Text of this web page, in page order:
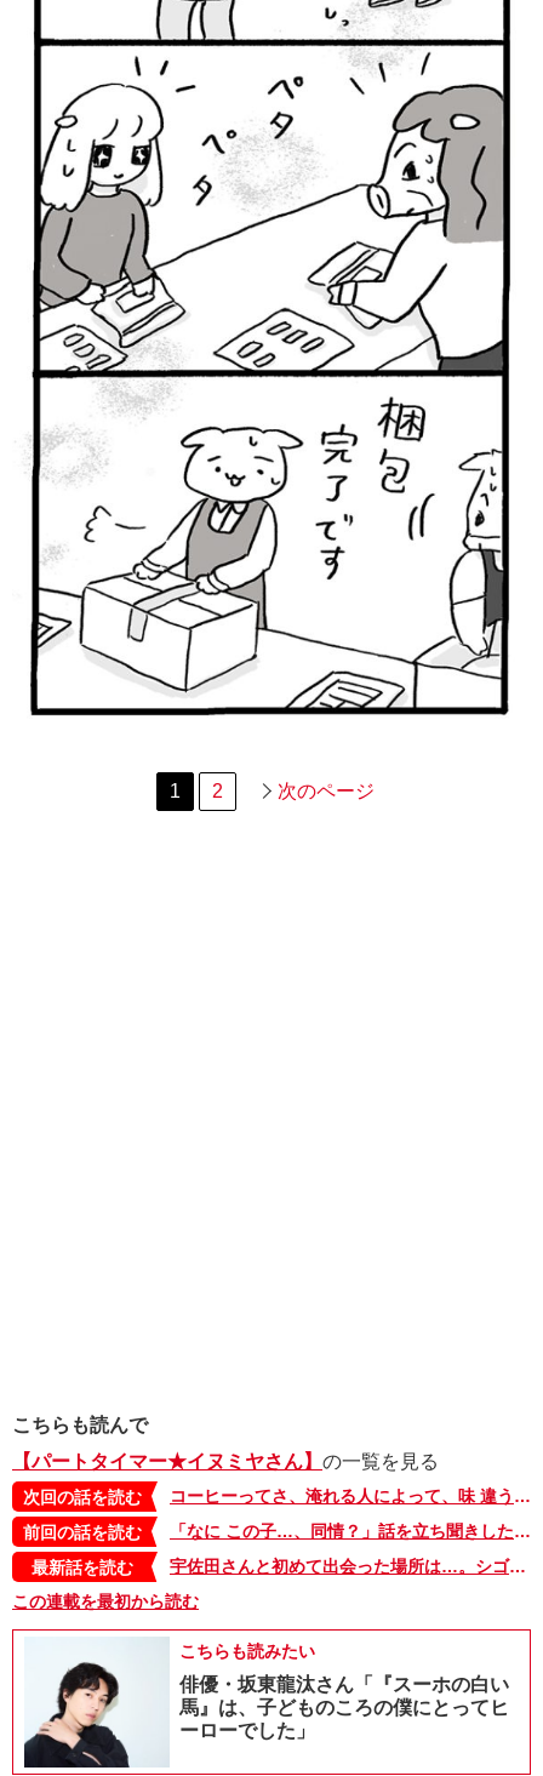
1 2 次のページ
こちらも読んで
【パートタイマー★イヌミヤさん】 の一覧を見る
次回の話を読む
コーヒーってさ、淹れる人によって、味 違うんだよね。イヌミヤさんの愛しい日々はつづく【パートタイマー★イヌミヤさん・最終回】
前回の話を読む
「なに この子…、同情？」話を立ち聞きした後に、急に謝ってきたりして…。いったいどういうつもり？【パートタイマー★イヌミヤさん・19】
最新話を読む
宇佐田さんと初めて出会った場所は…。シゴデキ上司・猫田さんの過去のお話【パートタイマー★イヌミヤさん・番外編】
この連載を最初から読む
こちらも読みたい
俳優・坂東龍汰さん「『スーホの白い
馬』は、子どものころの僕にとってヒ
ーローでした」